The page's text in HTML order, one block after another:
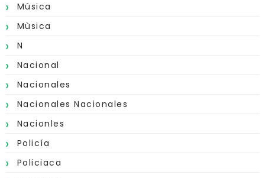
Música
Mùsica
N
Nacional
Nacionales
Nacionales Nacionales
Nacionles
Policía
Policiaca